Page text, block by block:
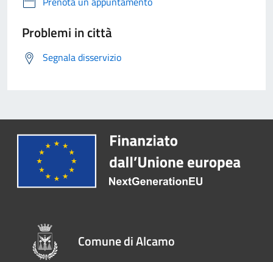
Problemi in città
Segnala disservizio
Comune di Alcamo